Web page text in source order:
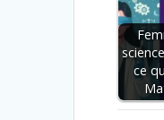
ce